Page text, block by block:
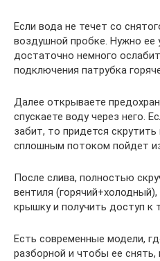
Если вода не течет со
воздушной пробке. Нужно ее
достаточно немного
подключения патрубка
Далее открываете
спускаете воду через него.
забит, то придется
сплошным потоком пойдет
После слива, полностью
вентиля
крышку и получить доступ к
Есть современные модели,
разборной и чтобы ее снять,